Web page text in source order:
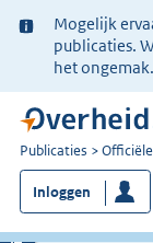
Ter
informatie:
Mogelijk
publicaties.
het ongemak.
U
bent
nu
hier:
Publicaties
Inloggen